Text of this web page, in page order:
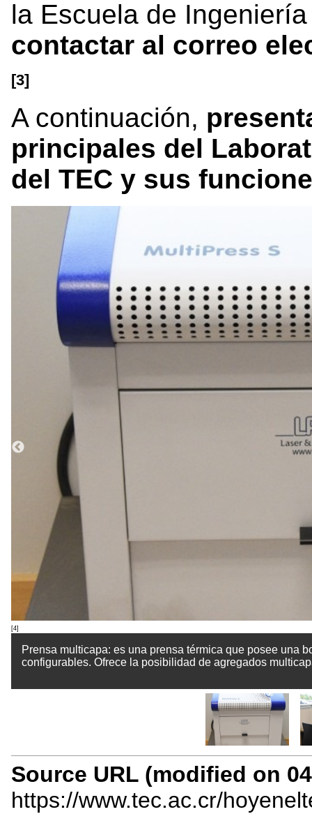
la Escuela de
contactar al correo
[3]
A continuación,
principales del
del TEC y sus
[4]
Prensa multicapa: es una prensa térmica que posee una
configurables. Ofrece la posibilidad de agregados
Source URL (modified on
https://www.tec.ac.cr/